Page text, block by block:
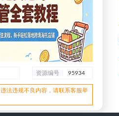
资源编号 95934
法违规不良内容，请联系客服举